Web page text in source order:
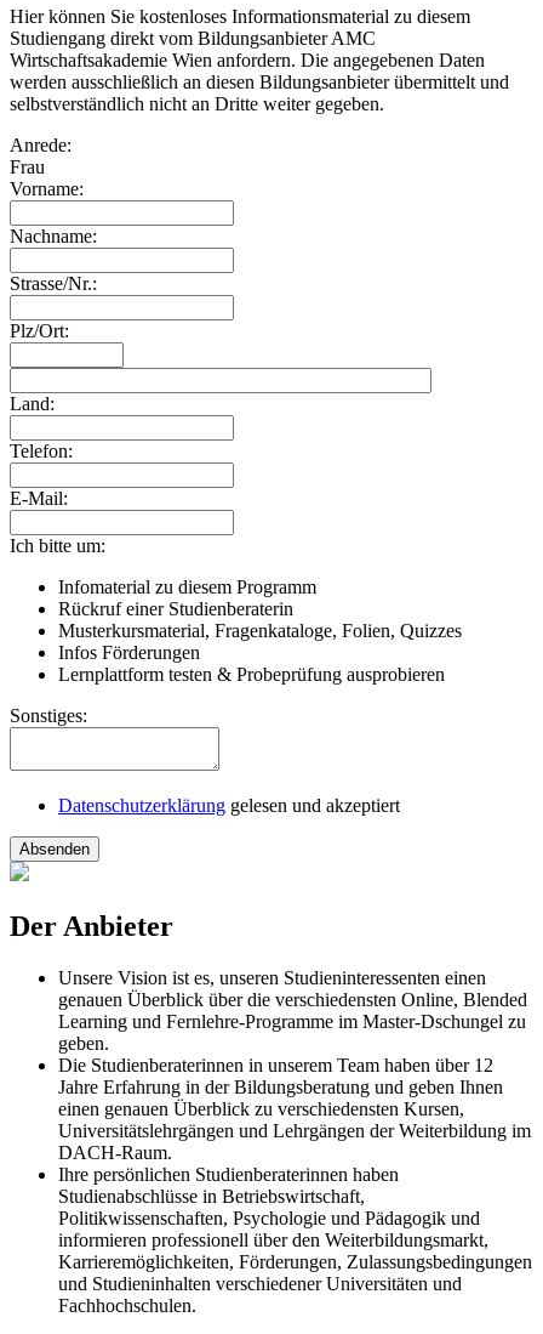
Hier können Sie kostenloses Informationsmaterial zu diesem
Studiengang direkt vom Bildungsanbieter AMC
Wirtschaftsakademie Wien anfordern. Die angegebenen Daten
werden ausschließlich an diesen Bildungsanbieter übermittelt und
selbstverständlich nicht an Dritte weiter gegeben.
Anrede:
Frau
Vorname:
Nachname:
Strasse/Nr.:
Plz/Ort:
Land:
Telefon:
E-Mail:
Ich bitte um:
Infomaterial zu diesem Programm
Rückruf einer Studienberaterin
Musterkursmaterial, Fragenkataloge, Folien, Quizzes
Infos Förderungen
Lernplattform testen & Probeprüfung ausprobieren
Sonstiges:
Datenschutzerklärung gelesen und akzeptiert
Absenden
Der Anbieter
Unsere Vision ist es, unseren Studieninteressenten einen
genauen Überblick über die verschiedensten Online, Blended
Learning und Fernlehre-Programme im Master-Dschungel zu
geben.
Die Studienberaterinnen in unserem Team haben über 12
Jahre Erfahrung in der Bildungsberatung und geben Ihnen
einen genauen Überblick zu verschiedensten Kursen,
Universitätslehrgängen und Lehrgängen der Weiterbildung im
DACH-Raum.
Ihre persönlichen Studienberaterinnen haben
Studienabschlüsse in Betriebswirtschaft,
Politikwissenschaften, Psychologie und Pädagogik und
informieren professionell über den Weiterbildungsmarkt,
Karrieremöglichkeiten, Förderungen, Zulassungsbedingungen
und Studieninhalten verschiedener Universitäten und
Fachhochschulen.